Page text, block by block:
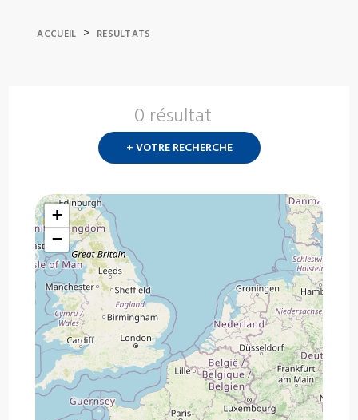
ACCUEIL > RESULTATS
0 résultat
+ VOTRE RECHERCHE
+
−